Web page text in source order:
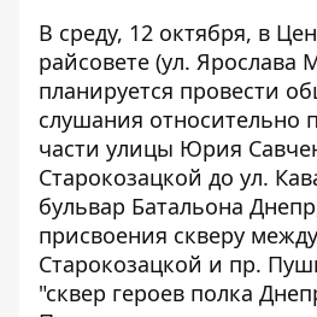
В среду, 12 октября, в
райсовете (ул. Ярослава
планируется провести
слушания относительно
части улицы Юрия
Старокозацкой до ул.
бульвар Батальона
присвоения скверу
Старокозацкой и пр.
"сквер героев полка